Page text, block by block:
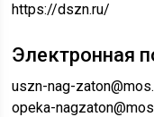
https://dszn.ru/
Электронная
uszn-nag-
opeka-